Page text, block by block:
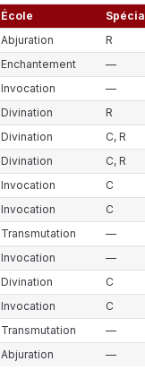
École
Abjuration
R
Enchantement
—
Invocation
—
Divination
R
Divination
C, R
Divination
C, R
Invocation
C
Invocation
C
Transmutation
—
Invocation
—
Divination
C
Invocation
C
Transmutation
—
Abjuration —